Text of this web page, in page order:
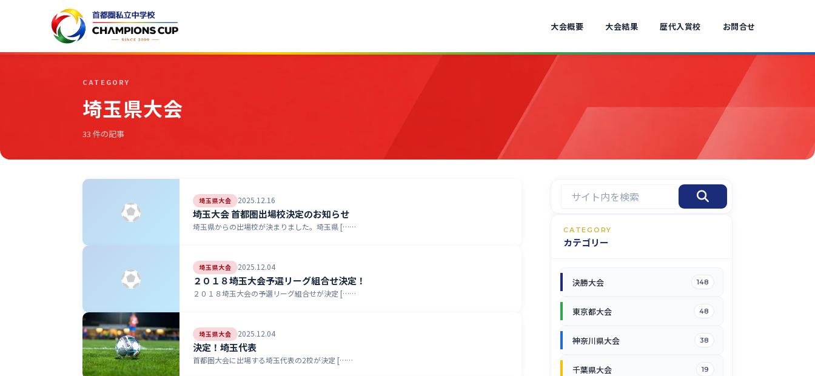
大会概要 大会結果 歴代入賞校 お問合せ
CATEGORY
埼玉県大会
33 件の記事
埼玉県大会 2025.12.16
埼玉大会 首都圏出場校決定のお知らせ
埼玉県からの出場校が決まりました。埼玉県 [……
埼玉県大会 2025.12.04
２０１８埼玉大会予選リーグ組合せ決定！
２０１８埼玉大会の予選リーグ組合せが決定 [……
埼玉県大会 2025.12.04
決定！埼玉代表
首都圏大会に出場する埼玉代表の2校が決定 [……
CATEGORY
カテゴリー
決勝大会 148
東京都大会 48
神奈川県大会 38
千葉県大会 19